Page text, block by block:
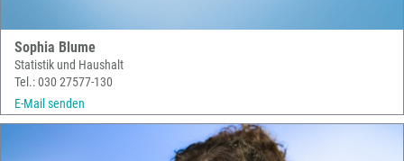
Sophia Blume
Statistik und Haushalt
Tel.: 030 27577-130
E-Mail senden